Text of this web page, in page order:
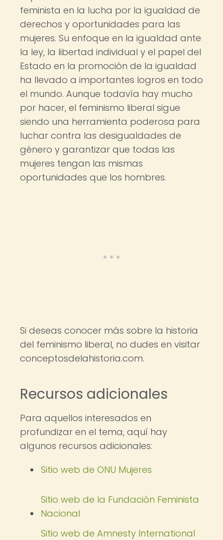
feminista en la lucha por la igualdad de
derechos y oportunidades para las
mujeres. Su enfoque en la igualdad ante
la ley, la libertad individual y el papel del
Estado en la promoción de la igualdad
ha llevado a importantes logros en todo
el mundo. Aunque todavía hay mucho
por hacer, el feminismo liberal sigue
siendo una herramienta poderosa para
luchar contra las desigualdades de
género y garantizar que todas las
mujeres tengan las mismas
oportunidades que los hombres.
Si deseas conocer más sobre la historia
del feminismo liberal, no dudes en visitar
conceptosdelahistoria.com.
Recursos adicionales
Para aquellos interesados en
profundizar en el tema, aquí hay
algunos recursos adicionales:
Sitio web de ONU Mujeres
Sitio web de la Fundación Feminista
Nacional
Sitio web de Amnesty International